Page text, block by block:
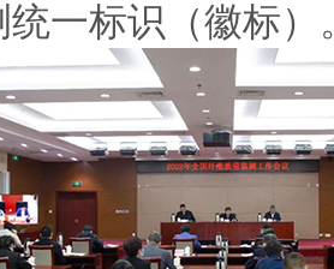
统一标识（徽标）